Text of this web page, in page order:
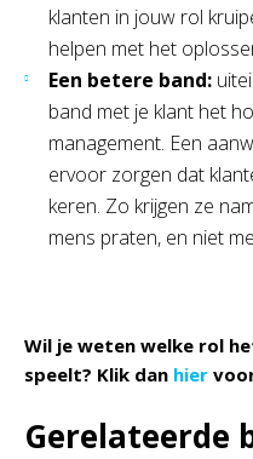
klanten in jouw rol
helpen met het
Een betere band:
band met je klant het
management. Een
ervoor zorgen dat
keren. Zo krijgen ze
mens praten, en niet
Wil je weten welke rol
speelt? Klik dan hier
Gerelateerde